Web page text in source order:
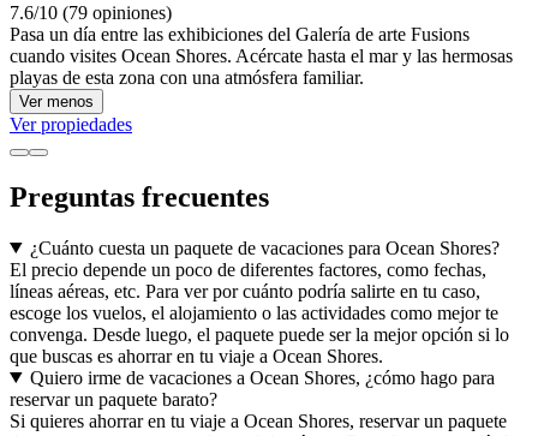
7.6/10 (79 opiniones)
Pasa un día entre las exhibiciones del Galería de arte Fusions
cuando visites Ocean Shores. Acércate hasta el mar y las hermosas
playas de esta zona con una atmósfera familiar.
Ver menos
Ver propiedades
Preguntas frecuentes
¿Cuánto cuesta un paquete de vacaciones para Ocean Shores?
El precio depende un poco de diferentes factores, como fechas,
líneas aéreas, etc. Para ver por cuánto podría salirte en tu caso,
escoge los vuelos, el alojamiento o las actividades como mejor te
convenga. Desde luego, el paquete puede ser la mejor opción si lo
que buscas es ahorrar en tu viaje a Ocean Shores.
Quiero irme de vacaciones a Ocean Shores, ¿cómo hago para
reservar un paquete barato?
Si quieres ahorrar en tu viaje a Ocean Shores, reservar un paquete